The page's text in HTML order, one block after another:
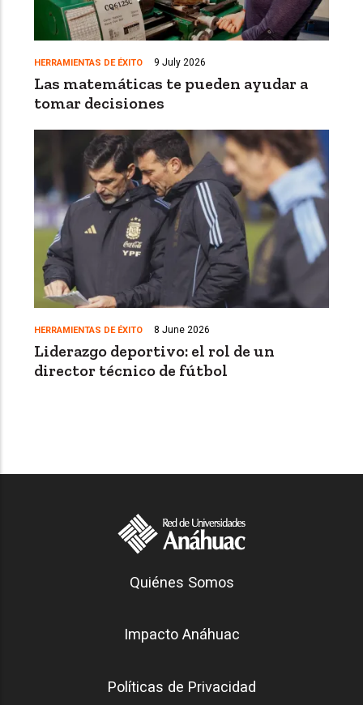
HERRAMIENTAS DE ÉXITO 9 July 2026
Las matemáticas te pueden ayudar a
tomar decisiones
HERRAMIENTAS DE ÉXITO 8 June 2026
Liderazgo deportivo: el rol de un
director técnico de fútbol
Generación Anáhuac
Quiénes Somos
Impacto Anáhuac
Políticas de Privacidad